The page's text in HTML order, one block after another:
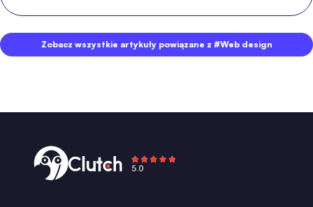
Zobacz wszystkie artykuły powiązane z #Web design